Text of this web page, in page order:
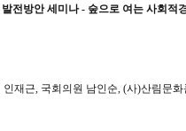
전방안 세미나 - 숲으로 여는 사회적
재근, 국회의원 남인순, (사)산림문